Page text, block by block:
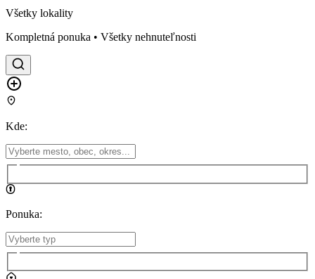
Všetky lokality
Kompletná ponuka • Všetky nehnuteľnosti
Kde:
Ponuka: